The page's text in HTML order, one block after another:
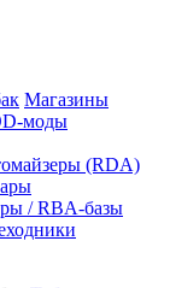
Магазины
моды
(RDA)
/ RBA-базы